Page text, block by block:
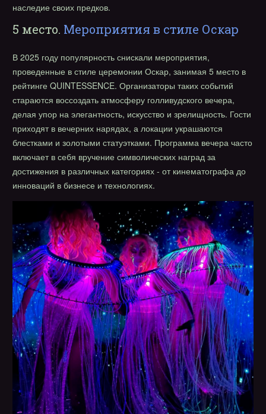
наследие своих предков.
5 место. Мероприятия в стиле Оскар
В 2025 году популярность снискали мероприятия,
проведенные в стиле церемонии Оскар, занимая 5 место в
рейтинге QUINTESSENCE. Организаторы таких событий
стараются воссоздать атмосферу голливудского вечера,
делая упор на элегантность, искусство и зрелищность. Гости
приходят в вечерних нарядах, а локации украшаются
блестками и золотыми статуэтками. Программа вечера часто
включает в себя вручение символических наград за
достижения в различных категориях - от кинематографа до
инноваций в бизнесе и технологиях.